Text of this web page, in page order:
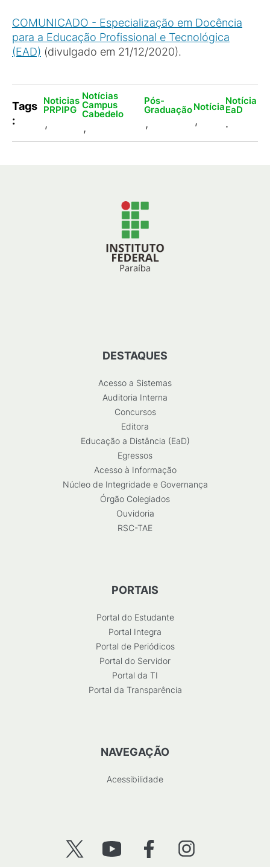
COMUNICADO - Especialização em Docência
para a Educação Profissional e Tecnológica
(EAD) (divulgado em 21/12/2020).
Tags
:
Noticias
PRPIPG
,
Notícias
Campus
Cabedelo
,
Pós-
Graduação
,
Notícia
,
Notícia
EaD
.
DESTAQUES
Acesso a Sistemas
Auditoria Interna
Concursos
Editora
Educação a Distância (EaD)
Egressos
Acesso à Informação
Núcleo de Integridade e Governança
Órgão Colegiados
Ouvidoria
RSC-TAE
PORTAIS
Portal do Estudante
Portal Integra
Portal de Periódicos
Portal do Servidor
Portal da TI
Portal da Transparência
NAVEGAÇÃO
Acessibilidade